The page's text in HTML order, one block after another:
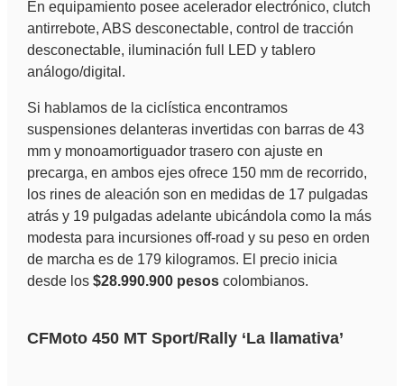
En equipamiento posee acelerador electrónico, clutch
antirrebote, ABS desconectable, control de tracción
desconectable, iluminación full LED y tablero
análogo/digital.
Si hablamos de la ciclística encontramos
suspensiones delanteras invertidas con barras de 43
mm y monoamortiguador trasero con ajuste en
precarga, en ambos ejes ofrece 150 mm de recorrido,
los rines de aleación son en medidas de 17 pulgadas
atrás y 19 pulgadas adelante ubicándola como la más
modesta para incursiones off-road y su peso en orden
de marcha es de 179 kilogramos. El precio inicia
desde los $28.990.900 pesoscolombianos.
CFMoto 450 MT Sport/Rally ‘La llamativa’